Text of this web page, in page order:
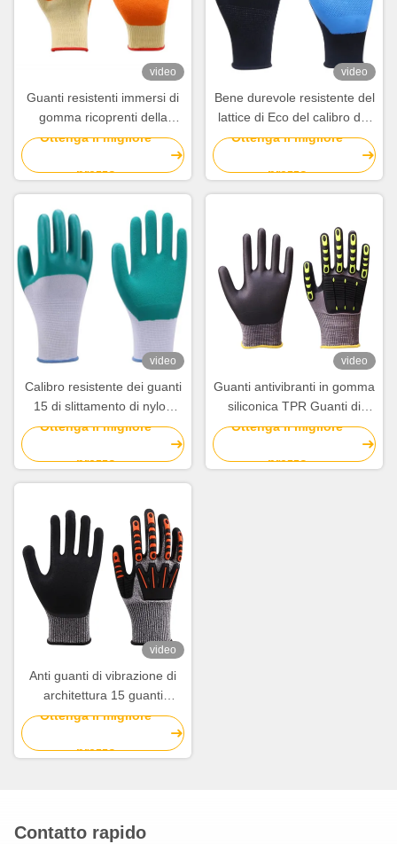
video
Guanti resistenti immersi di
gomma ricoprenti della
mano dei guanti del lattice
Ottenga il migliore
prezzo
video
Bene durevole resistente del
lattice di Eco del calibro dei
guanti 10 di slittamento
senza cuciture del poliestere
Ottenga il migliore
prezzo
video
Calibro resistente dei guanti
15 di slittamento di nylon
rivestito del nitrile per
Ottenga il migliore
prezzo
video
Guanti antivibranti in gomma
siliconica TPR Guanti di
protezione dal taglio
Ottenga il migliore
prezzo
video
Anti guanti di vibrazione di
architettura 15 guanti
resistenti di sicurezza del
taglio flessibile del calibro
Ottenga il migliore
prezzo
Contatto rapido